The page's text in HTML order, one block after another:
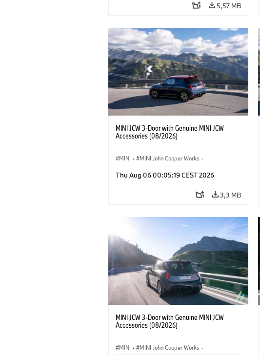
5,57 MB
MINI JCW 3-Door with Genuine MINI JCW
Accessories (08/2026)
MINI · MINI John Cooper Works ·
Opcjonalne dodatki, akcesoria
Thu Aug 06 00:05:19 CEST 2026
3,3 MB
MINI JCW 3-Door with Genuine MINI JCW
Accessories (08/2026)
MINI · MINI John Cooper Works ·